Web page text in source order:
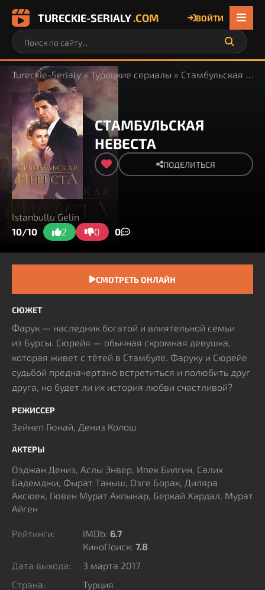
TURECKIE-SERIALY.COM ВОЙТИ
Tureckie-Serialy» Турецкие сериалы » Стамбульская невеста
СТАМБУЛЬСКАЯ
НЕВЕСТА
ПОДЕЛИТЬСЯ
Istanbullu Gelin
10/10
2 0 0
СМОТРЕТЬ ОНЛАЙН
СЮЖЕТ
Фарук — наследник богатой и влиятельной семьи
из Бурсы. Сюрейя — обычная скромная девушка,
которая живет с тётей в Стамбуле. Фаруку и Сюрейе
судьбой предначертано встретиться и полюбить друг
друга, но будет ли их история любви счастливой?
РЕЖИССЕР
Зейнеп Гюнай, Дениз Колош
АКТЕРЫ
Озджан Дениз, Аслы Энвер, Ипек Билгин, Салих
Бадемджи, Фырат Таныш, Озге Борак, Диляра
Аксюек, Гювен Мурат Акпынар, Беркай Хардал, Мурат
Айген
Рейтинги: IMDb: 6.7
КиноПоиск: 7.8
Дата выхода:
3 марта 2017
Страна:
Турция